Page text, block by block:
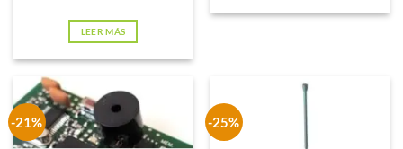
LEER MÁS
variantes.
Las
opciones
-21% -25%